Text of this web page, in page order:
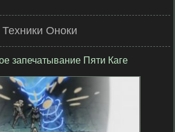
Техники Оноки
запечатывание Пяти Каге